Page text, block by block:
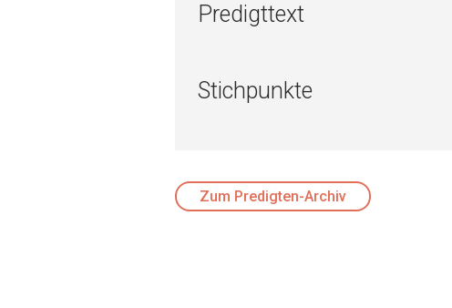
Predigttext
Stichpunkte
Zum Predigten-Archiv